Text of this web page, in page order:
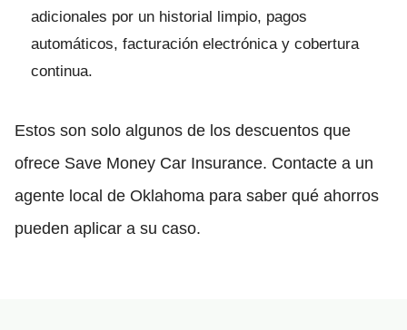
adicionales por un historial limpio, pagos
automáticos, facturación electrónica y cobertura
continua.
Estos son solo algunos de los descuentos que
ofrece Save Money Car Insurance. Contacte a un
agente local de Oklahoma para saber qué ahorros
pueden aplicar a su caso.